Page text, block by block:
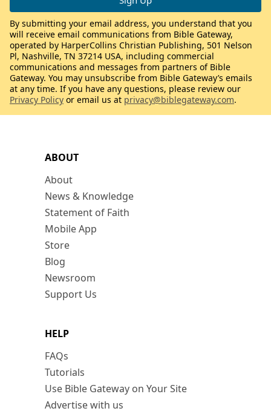
ABOUT
About
News & Knowledge
Statement of Faith
Mobile App
Store
Blog
Newsroom
Support Us
HELP
FAQs
Tutorials
Use Bible Gateway on Your Site
Advertise with us
By submitting your email address, you understand that you
will receive email communications from Bible Gateway,
operated by HarperCollins Christian Publishing, 501 Nelson
Pl, Nashville, TN 37214 USA, including commercial
communications and messages from partners of Bible
Gateway. You may unsubscribe from Bible Gateway’s emails
at any time. If you have any questions, please review our
Privacy Policy or email us at privacy@biblegateway.com.